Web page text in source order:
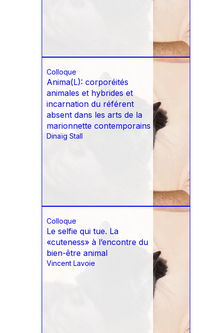
Colloque
Anima(L): corporéités
animales et hybrides et
incarnation du référent
absent dans les arts de la
marionnette contemporains
Dinaïg Stall
Colloque
Le selfie qui tue. La
«cuteness» à l’encontre du
bien-être animal
Vincent Lavoie